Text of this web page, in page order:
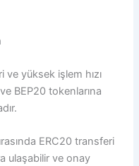
yüksek işlem hızı
BEP20 tokenlarına
ERC20 transferi
ulaşabilir ve onay